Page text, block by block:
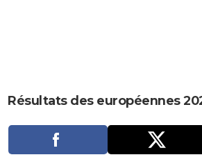
CARTE DE VOEUX
Carte de Noël
Carte Bonne année
Carte Saint-Valentin
Carte Pâques
Carte d'anniversaire
DICTIONNAIRE
Dictionnaire
Biographies
Citations
Expressions
Proverbes
PROGRAMME TV
Résultats des européennes